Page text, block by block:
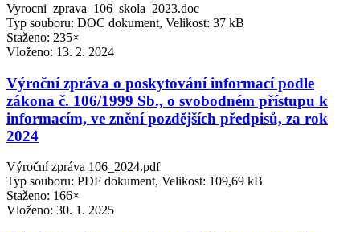
Vyrocni_zprava_106_skola_2023.doc
Typ souboru: DOC dokument, Velikost: 37 kB
Staženo: 235×
Vloženo: 13. 2. 2024
Výroční zpráva o poskytování informací podle
zákona č. 106/1999 Sb., o svobodném přístupu k
informacím, ve znění pozdějších předpisů, za rok
2024
Výroční zpráva 106_2024.pdf
Typ souboru: PDF dokument, Velikost: 109,69 kB
Staženo: 166×
Vloženo: 30. 1. 2025